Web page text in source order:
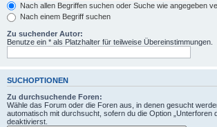
Nach allen Begriffen suchen oder Suche wie angegeben
Nach einem Begriff suchen
Zu suchender Autor:
Benutze ein * als Platzhalter für teilweise Übereinstimmungen.
SUCHOPTIONEN
Zu durchsuchende Foren:
Wähle das Forum oder die Foren aus, in denen gesucht
automatisch mit durchsucht, sofern du die Option „Unterforen
deaktivierst.